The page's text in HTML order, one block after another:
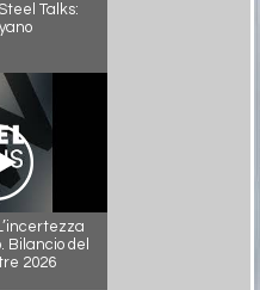
Talks:
Bilancio del
2026